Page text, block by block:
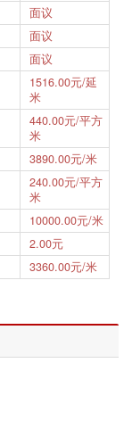
面议
面议
面议
1516.00元/延
米
440.00元/平方
米
3890.00元/米
240.00元/平方
米
10000.00元/米
2.00元
3360.00元/米